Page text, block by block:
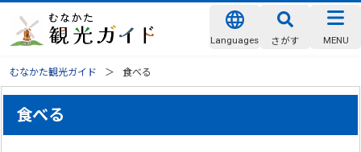
Languages さがす MENU
むなかた観光ガイド 食べる
食べる